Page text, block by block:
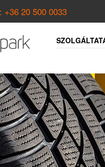
+36 20 500 0033